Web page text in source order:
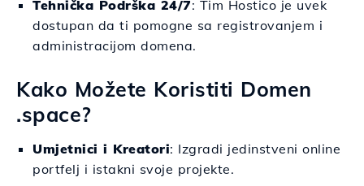
Tehnička Podrška 24/7: Tim Hostico je uvek
dostupan da ti pomogne sa registrovanjem i
administracijom domena.
Kako Možete Koristiti Domen
.space?
Umjetnici i Kreatori: Izgradi jedinstveni online
portfelj i istakni svoje projekte.